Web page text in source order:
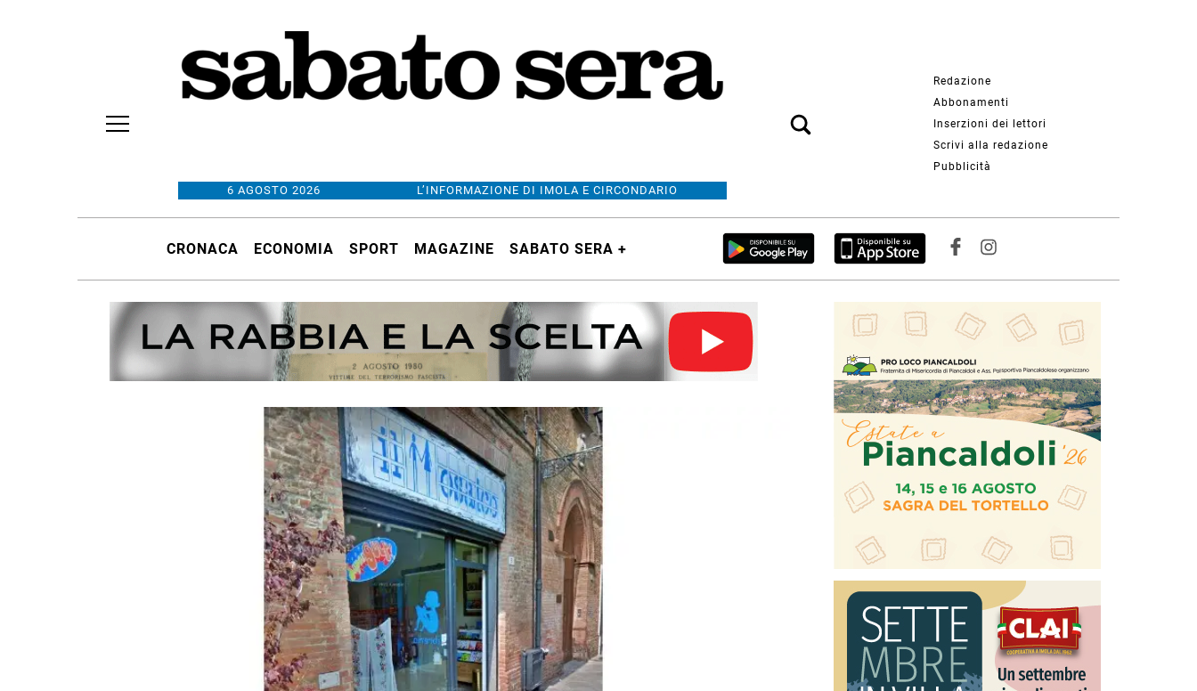
6 AGOSTO 2026 L’INFORMAZIONE DI IMOLA E CIRCONDARIO
Redazione
Abbonamenti
Inserzioni dei lettori
Scrivi alla redazione
Pubblicità
CRONACA ECONOMIA SPORT MAGAZINE SABATO SERA +